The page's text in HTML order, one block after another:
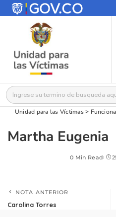
Buscar:
Unidad para las Víctimas>
Martha Eugenia
0 Min Read
NOTA ANTERIOR
Carolina Torres